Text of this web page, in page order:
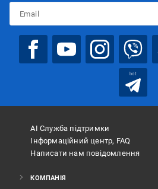
bot
АІ Служба підтримки
Інформаційний центр, FAQ
Написати нам повідомлення
КОМПАНІЯ